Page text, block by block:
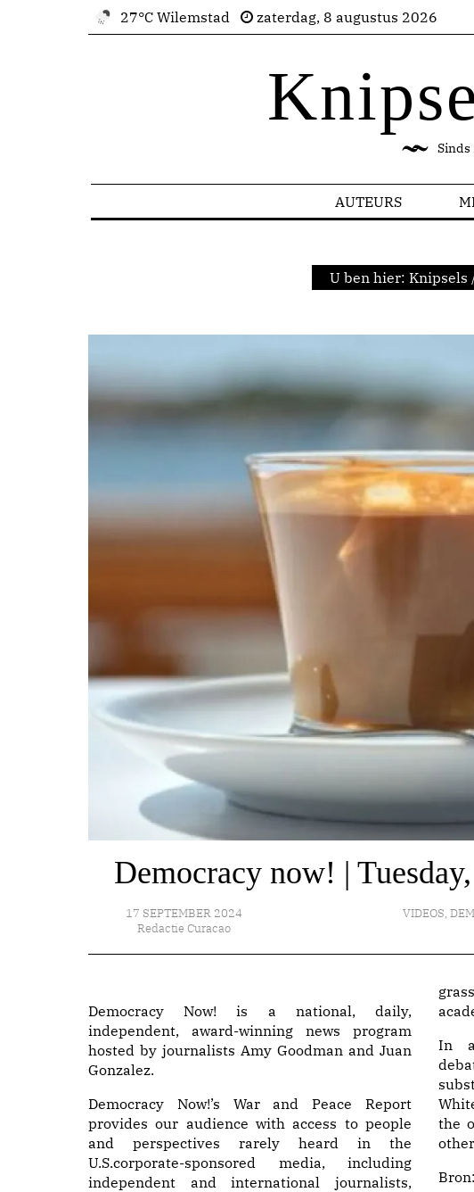
27°C Wilemstad zaterdag, 8 augustus 2026
Sinds
AUTEURS
U ben hier: Knipsels
Democracy now! |
17 SEPTEMBER 2024
Redactie Curacao
VIDEOS,
Democracy Now! is a national, daily,
independent, award-winning news program
hosted by journalists Amy Goodman and Juan
Gonzalez.
Democracy Now!’s War and Peace Report
provides our audience with access to people
and perspectives rarely heard in the
U.S.corporate-sponsored media, including
independent and international journalists,
In
the
Bron: